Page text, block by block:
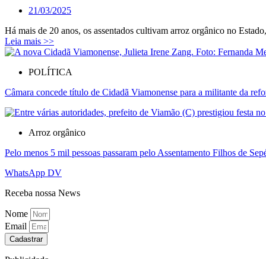
21/03/2025
Há mais de 20 anos, os assentados cultivam arroz orgânico no
Leia mais >>
POLÍTICA
Câmara concede título de Cidadã Viamonense para a militante da
Arroz orgânico
Pelo menos 5 mil pessoas passaram pelo Assentamento Filhos de
WhatsApp DV
Receba nossa News
Nome
Email
Cadastrar